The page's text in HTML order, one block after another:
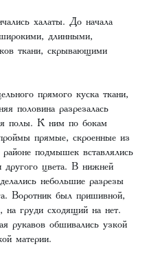
халаты. До начала
длинными,
ткани, скрывающими
прямого куска ткани,
половина разрезалась
полы. К ним по бокам
прямые, скроенные из
подмышек вставлялись
другого цвета. В нижней
небольшие разрезы
Воротник был пришивной,
на груди сходящий на нет.
рукавов обшивались узкой
материи.